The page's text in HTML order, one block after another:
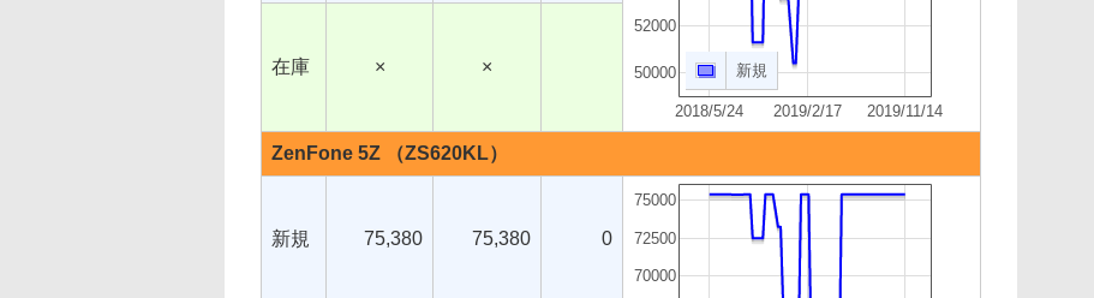
2018/5/24 2019/2/17 2019/11/14
50000
52000
新規
在庫 × ×
ZenFone 5Z （ZS620KL）
新規 75,380 75,380 0
70000
72500
75000